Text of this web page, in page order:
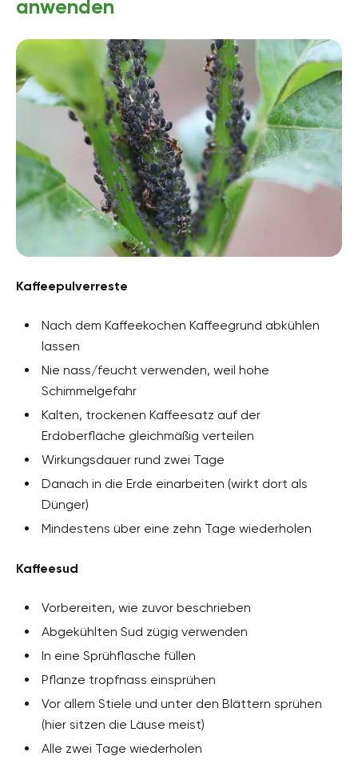
anwenden
Kaffeepulverreste
Nach dem Kaffeekochen Kaffeegrund abkühlen
lassen
Nie nass/feucht verwenden, weil hohe
Schimmelgefahr
Kalten, trockenen Kaffeesatz auf der
Erdoberfläche gleichmäßig verteilen
Wirkungsdauer rund zwei Tage
Danach in die Erde einarbeiten (wirkt dort als
Dünger)
Mindestens über eine zehn Tage wiederholen
Kaffeesud
Vorbereiten, wie zuvor beschrieben
Abgekühlten Sud zügig verwenden
In eine Sprühflasche füllen
Pflanze tropfnass einsprühen
Vor allem Stiele und unter den Blättern sprühen
(hier sitzen die Läuse meist)
Alle zwei Tage wiederholen